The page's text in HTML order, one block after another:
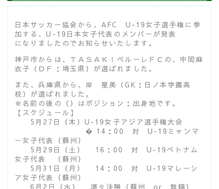
日本サッカー協会から、AFC U-19女子選手権に参
加する、U-19日本女子代表のメンバーが発表
になりましたのでお知らせいたします。
神戸市からは、ＴＡＳＡＫＩペルーレＦＣの、中岡麻
衣子（ＤＦ：埼玉県）が選ばれました。
また、兵庫県から、岸 星美（GK：日ノ本学園高
校）が選ばれました。
※名前の後の（）はポジション：出身地です。
【スケジュール】
5月27日（木）U-19女子アジア選手権大会
� 14：00 対 U-19ミャンマ
ー女子代表（蘇州）
5月29日（土） 16：00 対 U-19ベトナム
女子代表 （蘇州）
5月31日（月） 14：00 対 U-19マレーシ
ア女子代表（蘇州）
6月2日（水） 準々決勝（蘇州 or 無錫）